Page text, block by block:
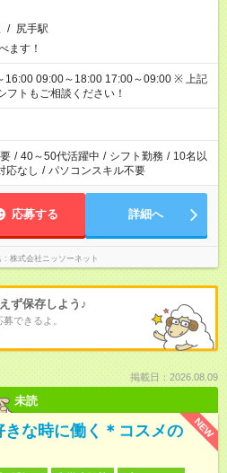
/ 尻手駅
す！
09:00～18:00 17:00～09:00 ※ 上記
フトもご相談ください！
/ 40～50代活躍中 / シフト勤務 / 10名以
応なし / パソコンスキル不要
応募する 詳細へ
株式会社ニッソーネット
ず保存しよう♪
できるよ。
掲載日：2026.08.09
未読
NEW
な時に働く＊コスメの